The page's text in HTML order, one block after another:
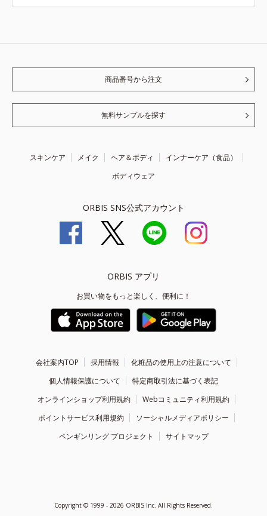
商品番号から注文
無料サンプルを探す
スキンケア メイク ヘア＆ボディ
インナーケア（食品）
ボディウェア
ORBIS SNS公式アカウント
ORBIS アプリ
お買い物をもっと楽しく、便利に！
会社案内TOP 採用情報
化粧品の使用上の注意について
個人情報保護について
特定商取引法に基づく表記
オンラインショップ利用規約
Webコミュニティ利用規約
ポイントサービス利用規約
ソーシャルメディアポリシー
ペンギンリング プロジェクト
サイトマップ
Copyright © 1999 - 2026 ORBIS Inc. All Rights Reserved.